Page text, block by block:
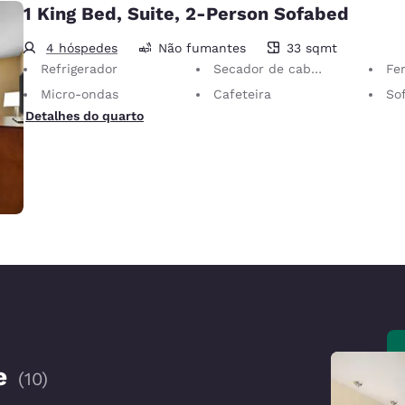
1 King Bed, Suite, 2-Person Sofabed
4 hóspedes
33 metros quadrados
Não fumantes
33 sqmt
Refrigerador
Secador de cabelo
Micro-ondas
Cafeteira
Detalhes do quarto
(10)